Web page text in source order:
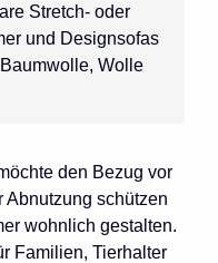
Stretch- oder
und Designsofas
Wolle
den Bezug vor
Abnutzung schützen
wohnlich gestalten.
Familien, Tierhalter